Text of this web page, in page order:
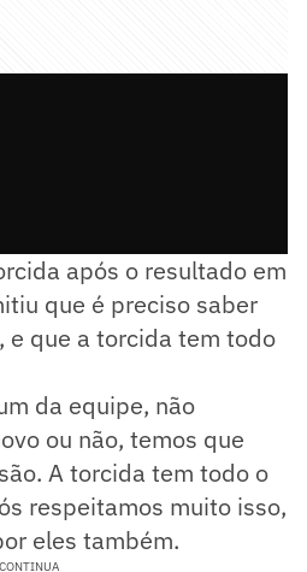
após o resultado em
que é preciso saber
e que a torcida tem todo
da equipe, não
ou não, temos que
A torcida tem todo o
respeitamos muito isso,
eles também.
CONTINUA